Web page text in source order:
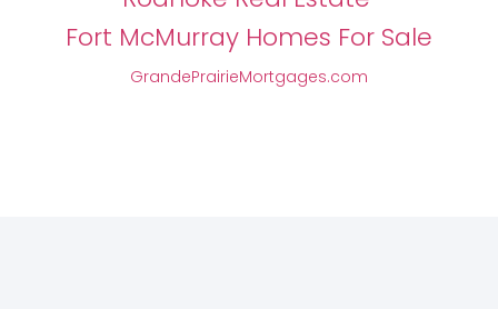
Fort McMurray Homes For Sale
GrandePrairieMortgages.com